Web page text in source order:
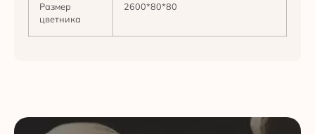
Размер
цветника
2600*80*80